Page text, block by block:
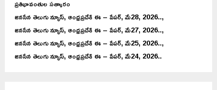
ప్రతిభావంతుల సత్కారం
జనసేన తెలుగు న్యూస్, ఆంధ్రప్రదేశ్ ఈ – పేపర్, మే28, 2026..,
జనసేన తెలుగు న్యూస్, ఆంధ్రప్రదేశ్ ఈ – పేపర్, మే27, 2026..,
జనసేన తెలుగు న్యూస్, ఆంధ్రప్రదేశ్ ఈ – పేపర్, మే25, 2026..,
జనసేన తెలుగు న్యూస్, ఆంధ్రప్రదేశ్ ఈ – పేపర్, మే24, 2026..